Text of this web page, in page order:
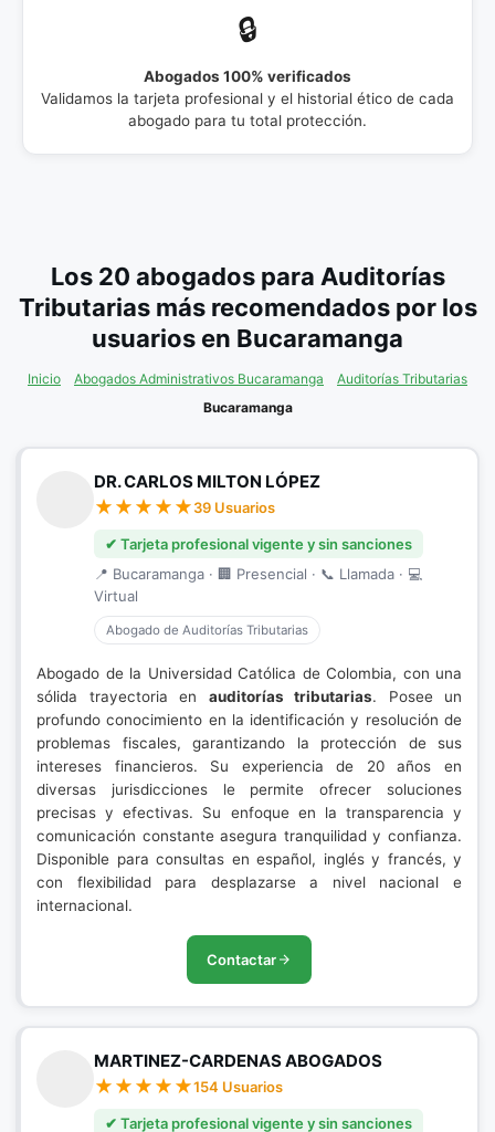
🔒
Abogados 100% verificados
Validamos la tarjeta profesional y el historial ético de cada
abogado para tu total protección.
Los 20 abogados para Auditorías
Tributarias más recomendados por los
usuarios en Bucaramanga
Inicio Abogados Administrativos Bucaramanga
Auditorías Tributarias
Bucaramanga
DR. CARLOS MILTON LÓPEZ
39 Usuarios
✔ Tarjeta profesional vigente y sin sanciones
📍 Bucaramanga · 🏢 Presencial · 📞 Llamada · 💻
Virtual
Abogado de Auditorías Tributarias
Abogado de la Universidad Católica de Colombia, con una
sólida trayectoria en auditorías tributarias. Posee un
profundo conocimiento en la identificación y resolución de
problemas fiscales, garantizando la protección de sus
intereses financieros. Su experiencia de 20 años en
diversas jurisdicciones le permite ofrecer soluciones
precisas y efectivas. Su enfoque en la transparencia y
comunicación constante asegura tranquilidad y confianza.
Disponible para consultas en español, inglés y francés, y
con flexibilidad para desplazarse a nivel nacional e
internacional.
Contactar
MARTINEZ-CARDENAS ABOGADOS
154 Usuarios
✔ Tarjeta profesional vigente y sin sanciones